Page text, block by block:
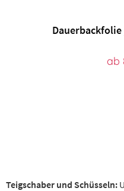
ab
Teigschaber und Schüsseln: